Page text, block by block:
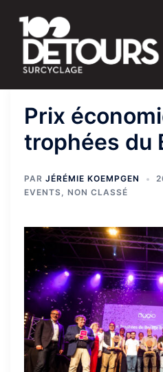
contenu
Prix
trophées du
PAR JÉRÉMIE KOEMPGEN
EVENTS, NON CLASSÉ